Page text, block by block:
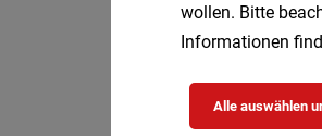
wollen. Bitte
Informationen
Alle auswählen